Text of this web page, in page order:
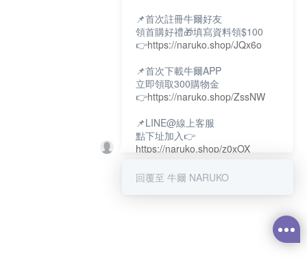
📌首次註冊牛爾好友
領首購好禮🎁填寫資料領$100
👉https://naruko.shop/JQx6o
📌首次下載牛爾APP
立即領取300購物金
👉https://naruko.shop/ZssNW
📌LINE@線上客服
點下址加入👉
https://naruko.shop/z0xOX
📌電話客服：02-26581707
回覆至 牛爾 NARUKO